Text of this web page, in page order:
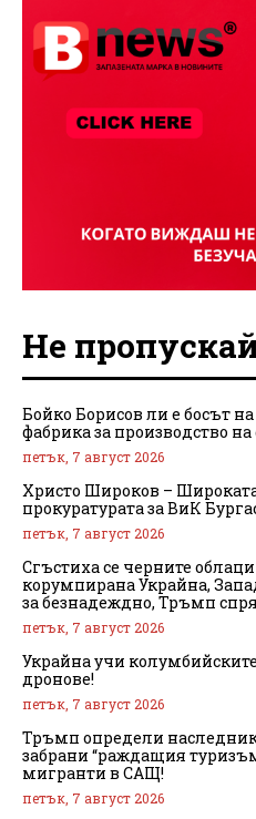
Не
Бойко Борисов ли е босът
фабрика за производство
петък, 7 август 2026
Христо Широков –
прокуратурата за ВиК
петък, 7 август 2026
Сгъстиха се черните
корумпирана Украйна,
за безнадеждно, Тръмп
петък, 7 август 2026
Украйна учи
дронове!
петък, 7 август 2026
Тръмп определи
забрани “раждащия
мигранти в САЩ!
петък, 7 август 2026